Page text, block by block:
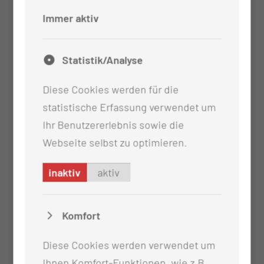
Fachschwester für Chirurgie
Immer aktiv
Statistik/Analyse
Diese Cookies werden für die
statistische Erfassung verwendet um
Ihr Benutzererlebnis sowie die
Webseite selbst zu optimieren.
inaktiv aktiv
Komfort
Diese Cookies werden verwendet um